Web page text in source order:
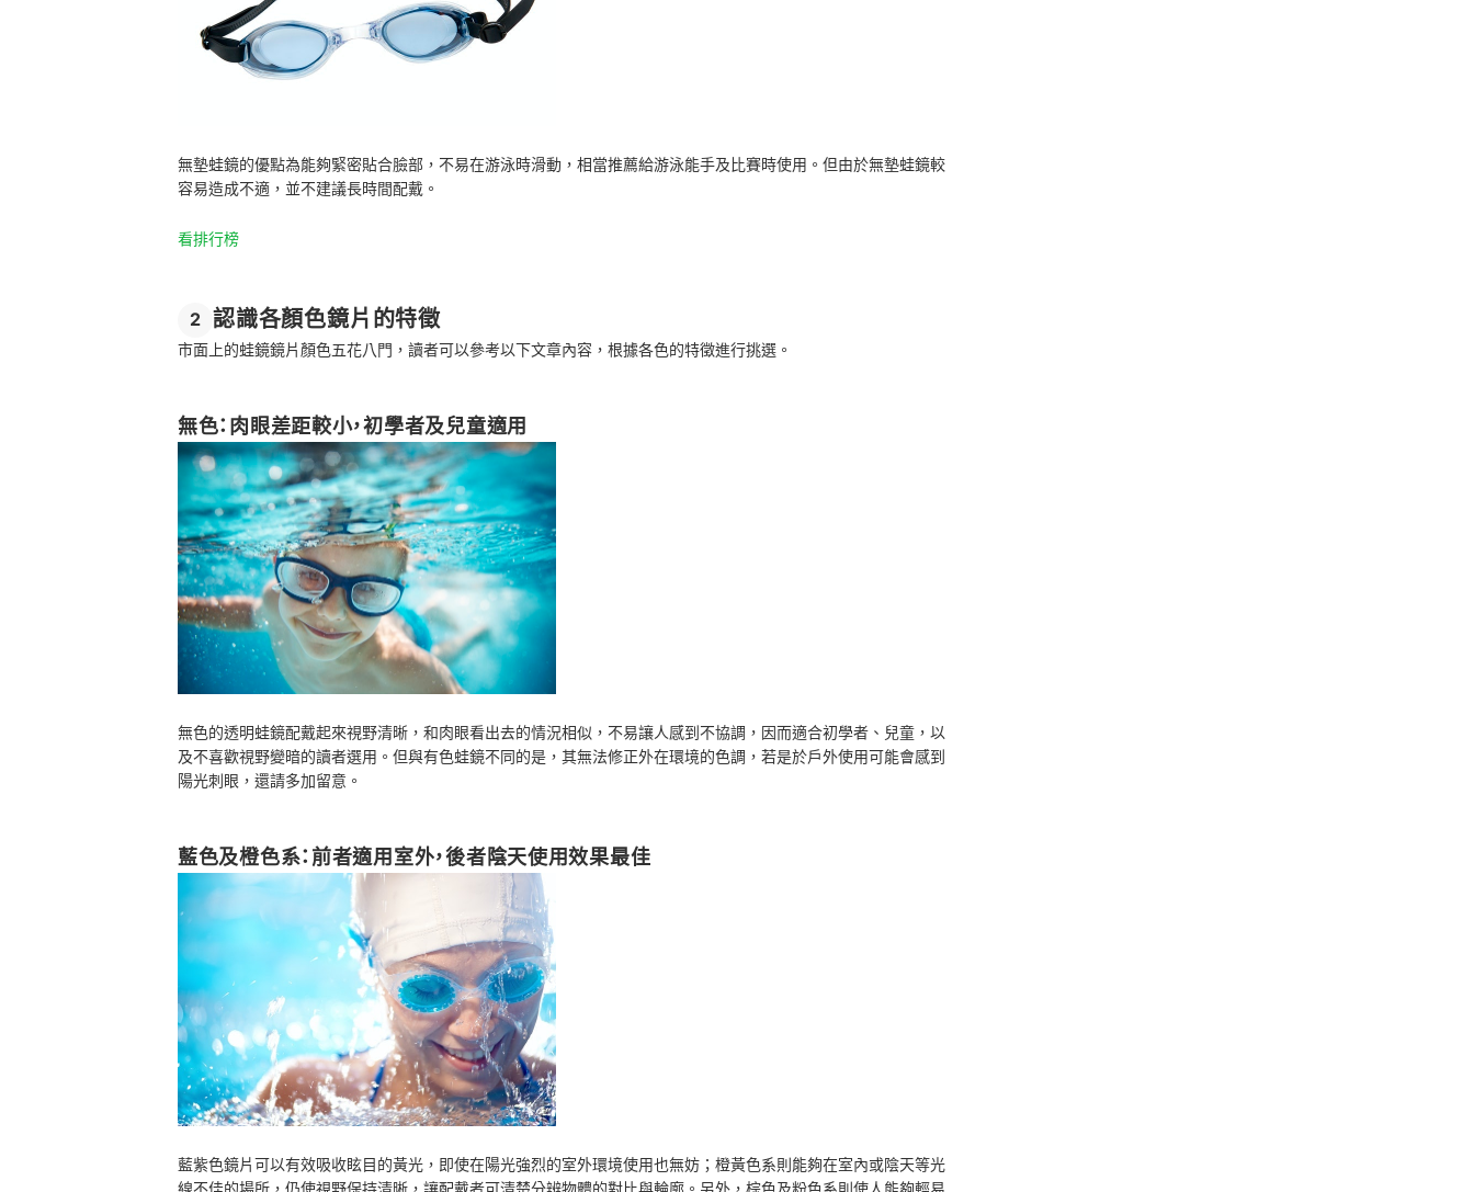
無墊蛙鏡的優點為能夠緊密貼合臉部，不易在游泳時滑動，相當推薦給游泳能手及比賽時使用。但由於無墊蛙鏡較
容易造成不適，並不建議長時間配戴。
看排行榜
2 認識各顏色鏡片的特徵
市面上的蛙鏡鏡片顏色五花八門，讀者可以參考以下文章內容，根據各色的特徵進行挑選。
無色：肉眼差距較小，初學者及兒童適用
無色的透明蛙鏡配戴起來視野清晰，和肉眼看出去的情況相似，不易讓人感到不協調，因而適合初學者、兒童，以
及不喜歡視野變暗的讀者選用。但與有色蛙鏡不同的是，其無法修正外在環境的色調，若是於戶外使用可能會感到
陽光刺眼，還請多加留意。
藍色及橙色系：前者適用室外，後者陰天使用效果最佳
藍紫色鏡片可以有效吸收眩目的黃光，即使在陽光強烈的室外環境使用也無妨；橙黃色系則能夠在室內或陰天等光
線不佳的場所，仍使視野保持清晰，讓配戴者可清楚分辨物體的對比與輪廓。另外，棕色及粉色系則使人能夠輕易